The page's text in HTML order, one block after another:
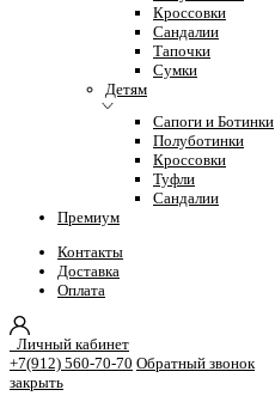
Кроссовки
Сандалии
Тапочки
Сумки
Детям
Сапоги и Ботинки
Полуботинки
Кроссовки
Туфли
Сандалии
Премиум
Контакты
Доставка
Оплата
Личный кабинет
+7(912) 560-70-70 Обратный звонок
закрыть